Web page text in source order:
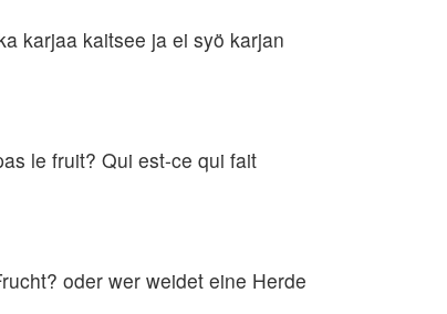
karjaa kaitsee ja ei syö karjan
le fruit? Qui est-ce qui fait
oder wer weidet eine Herde